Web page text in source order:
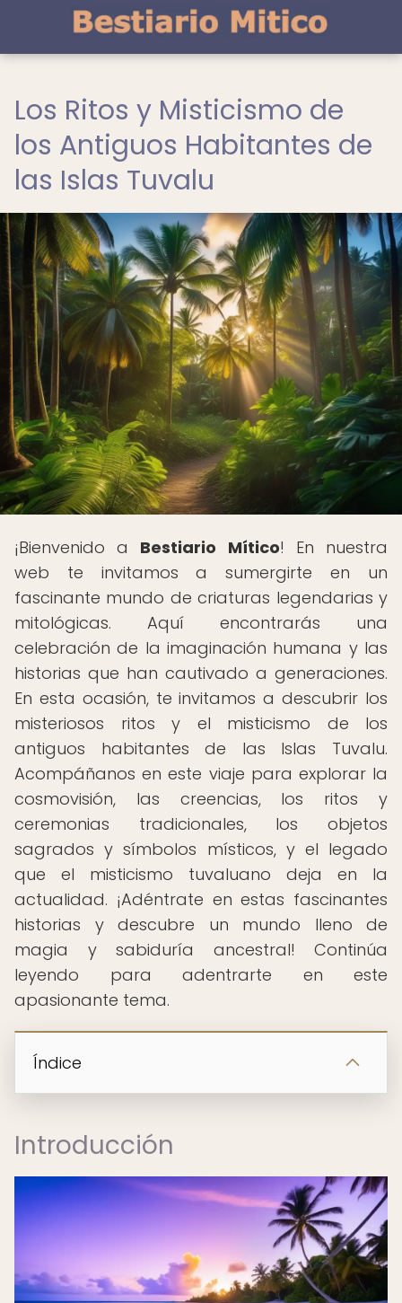
Los Ritos y Misticismo de
los Antiguos Habitantes de
las Islas Tuvalu
¡Bienvenido a Bestiario Mítico! En nuestra
web te invitamos a sumergirte en un
fascinante mundo de criaturas legendarias y
mitológicas. Aquí encontrarás una
celebración de la imaginación humana y las
historias que han cautivado a generaciones.
En esta ocasión, te invitamos a descubrir los
misteriosos ritos y el misticismo de los
antiguos habitantes de las Islas Tuvalu.
Acompáñanos en este viaje para explorar la
cosmovisión, las creencias, los ritos y
ceremonias tradicionales, los objetos
sagrados y símbolos místicos, y el legado
que el misticismo tuvaluano deja en la
actualidad. ¡Adéntrate en estas fascinantes
historias y descubre un mundo lleno de
magia y sabiduría ancestral! Continúa
leyendo para adentrarte en este
apasionante tema.
Índice
Introducción